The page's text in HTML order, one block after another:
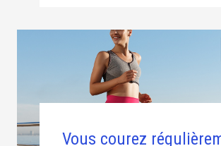
Vous courez